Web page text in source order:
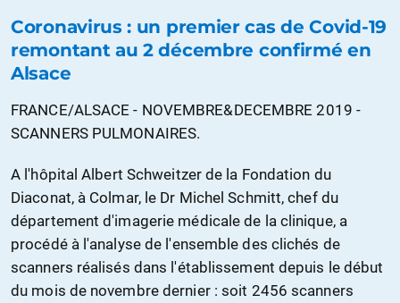
Coronavirus : un premier cas de Covid-19
remontant au 2 décembre confirmé en
Alsace
FRANCE/ALSACE - NOVEMBRE&DECEMBRE 2019 -
SCANNERS PULMONAIRES.
A l'hôpital Albert Schweitzer de la Fondation du
Diaconat, à Colmar, le Dr Michel Schmitt, chef du
département d'imagerie médicale de la clinique, a
procédé à l'analyse de l'ensemble des clichés de
scanners réalisés dans l'établissement depuis le début
du mois de novembre dernier : soit 2456 scanners